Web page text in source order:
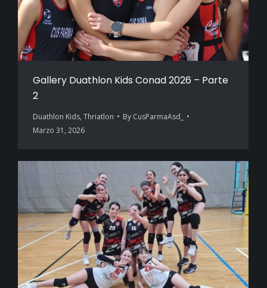
Gallery Duathlon Kids Conad 2026 – Parte
2
Duathlon Kids, Thriatlon By CusParmaAsd_
Marzo 31, 2026